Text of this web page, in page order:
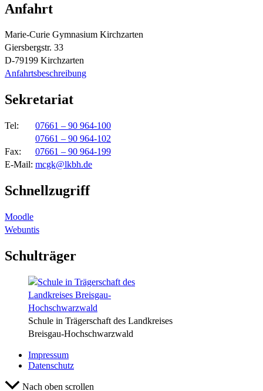
Anfahrt
Marie-Curie Gymnasium Kirchzarten
Giersbergstr. 33
D-79199 Kirchzarten
Anfahrtsbeschreibung
Sekretariat
Tel: 07661 – 90 964-100
07661 – 90 964-102
Fax: 07661 – 90 964-199
E-Mail: mcgk@lkbh.de
Schnellzugriff
Moodle
Webuntis
Schulträger
Schule in Trägerschaft des Landkreises
Breisgau-Hochschwarzwald
Impressum
Datenschutz
Nach oben scrollen